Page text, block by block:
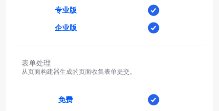
专业版
企业版
表单处理
从页面构建器生成的页面收集表单提交。
免费